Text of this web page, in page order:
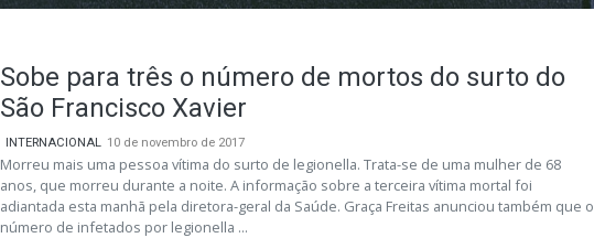
Sobe para três o número de mortos do surto do
São Francisco Xavier
INTERNACIONAL 10 de novembro de 2017
Morreu mais uma pessoa vítima do surto de legionella. Trata-se de uma mulher de 68
anos, que morreu durante a noite. A informação sobre a terceira vítima mortal foi
adiantada esta manhã pela diretora-geral da Saúde. Graça Freitas anunciou também que o
número de infetados por legionella ...